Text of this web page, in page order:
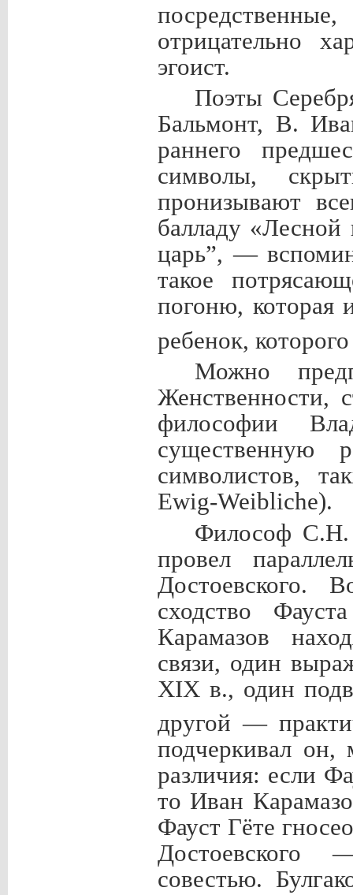
отрицательно
эгоист.
Поэты
Бальмонт, В.
раннего
символы,
пронизывают
балладу «Лесной
царь”, —
такое
погоню, которая
ребенок,
Можно
Женственности,
философии
существенную
символистов,
Ewig-Weibliche).
Философ С.Н.
провел
Достоевского.
сходство
Карамазов
связи, один
XIX в., один
другой —
подчеркивал
различия: если
то Иван
Фауст Гёте
Достоевского
совестью.